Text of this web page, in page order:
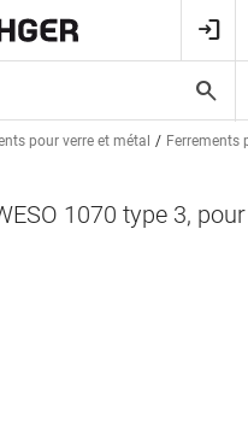
pour verre et métal Ferrements
1070 type 3,